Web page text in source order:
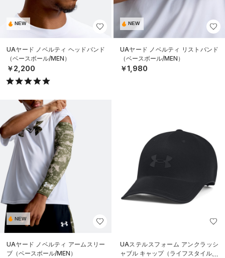
NEW
UAヤード ノベルティ ヘッドバンド
（ベースボール/MEN）
￥2,200
NEW
UAヤード ノベルティ リストバンド
（ベースボール/MEN）
￥1,980
NEW
UAヤード ノベルティ アームスリー
ブ（ベースボール/MEN）
UAステルスフォーム アンクラッシ
ャブル キャップ（ライフスタイル/U